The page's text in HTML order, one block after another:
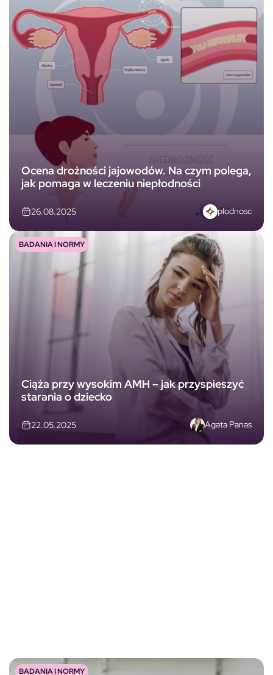
Ocena drożności jajowodów. Na czym polega,
jak pomaga w leczeniu niepłodności
26.08.2025 plodnosc
Ciąża przy wysokim AMH – jak przyspieszyć
starania o dziecko
22.05.2025 Agata Panas
BADANIA I NORMY
BADANIA I NORMY